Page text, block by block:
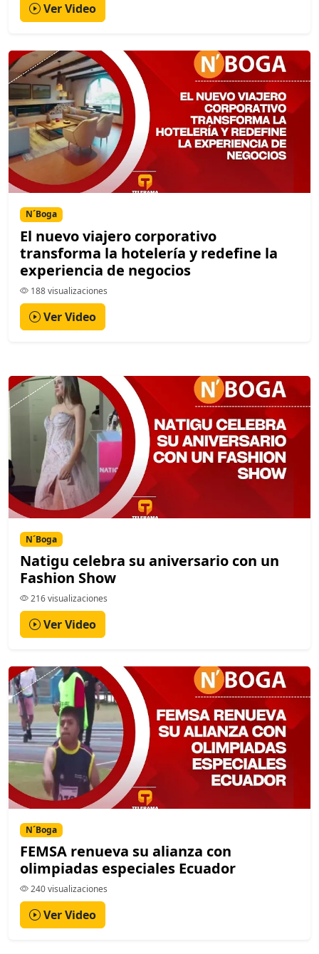
Ver Video
N´Boga
El nuevo viajero corporativo
transforma la hotelería y redefine la
experiencia de negocios
188 visualizaciones
Ver Video
N´Boga
Natigu celebra su aniversario con un
Fashion Show
216 visualizaciones
Ver Video
N´Boga
FEMSA renueva su alianza con
olimpiadas especiales Ecuador
240 visualizaciones
Ver Video